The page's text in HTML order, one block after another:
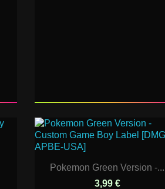
Pokemon Green Version -...
3,99 €